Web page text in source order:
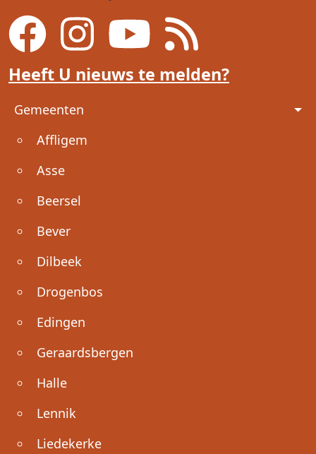
Heeft U nieuws te melden?
Voet
Gemeenten
Affligem
Asse
Beersel
Bever
Dilbeek
Drogenbos
Edingen
Geraardsbergen
Halle
Lennik
Liedekerke